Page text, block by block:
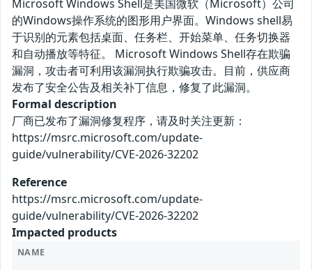
Microsoft Windows Shell是美国微软（Microsoft）公司
的Windows操作系统的图形用户界面。Windows shell易
于识别的元素包括桌面、任务栏、开始菜单、任务切换器
和自动播放等特征。 Microsoft Windows Shell存在欺骗
漏洞，攻击者可利用该漏洞执行欺骗攻击。目前，供应商
发布了安全公告及相关补丁信息，修复了此漏洞。
Formal description
厂商已发布了漏洞修复程序，请及时关注更新：
https://msrc.microsoft.com/update-
guide/vulnerability/CVE-2026-32202
Reference
https://msrc.microsoft.com/update-
guide/vulnerability/CVE-2026-32202
Impacted products
NAME